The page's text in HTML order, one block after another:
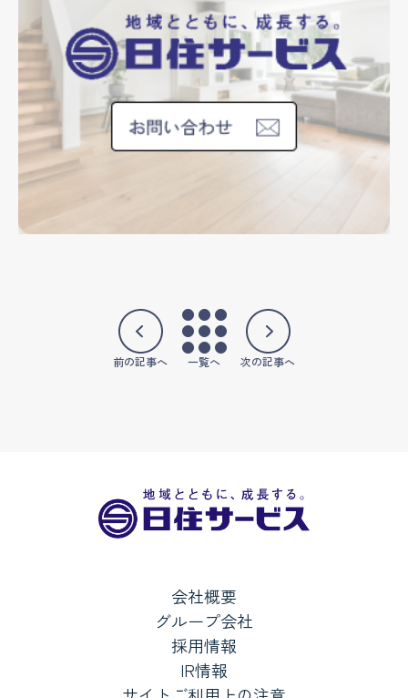
前の記事へ 一覧へ 次の記事へ
会社概要
グループ会社
採用情報
IR情報